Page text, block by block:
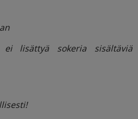
lisättyä sokeria sisältäviä